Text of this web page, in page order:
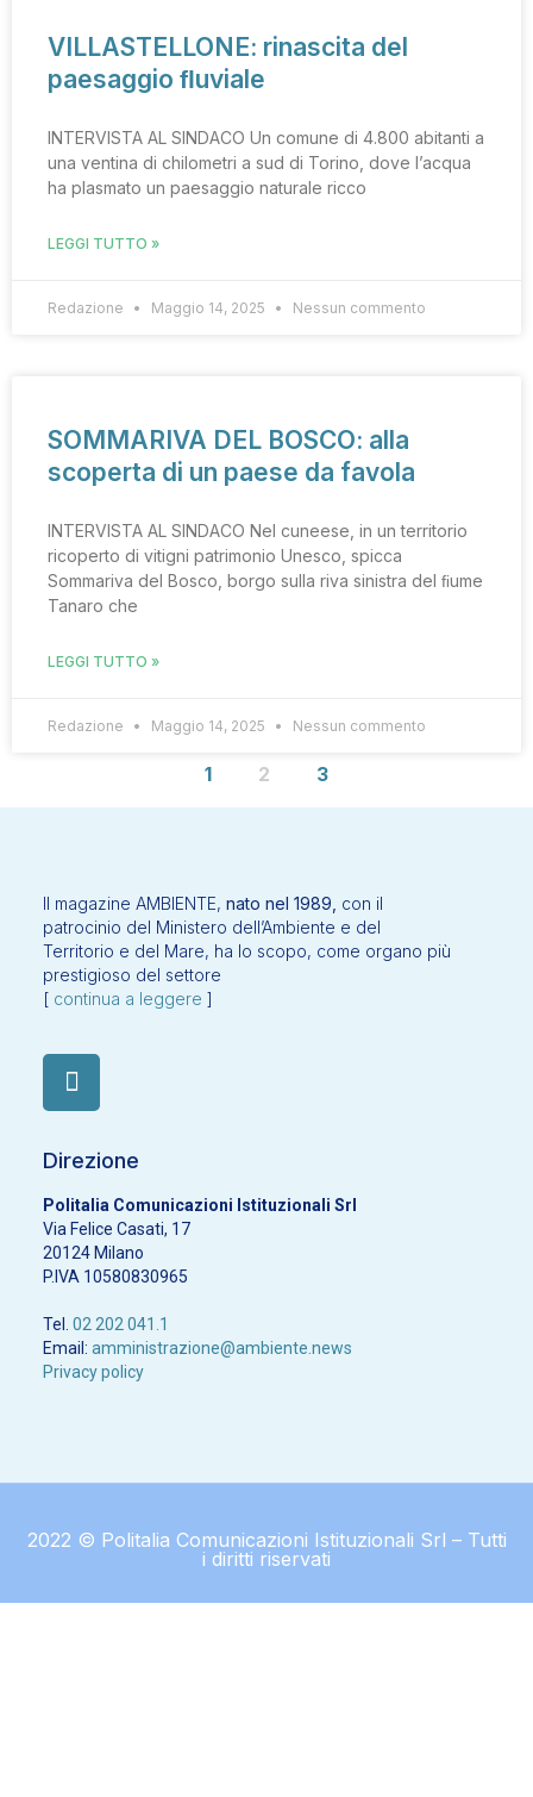
VILLASTELLONE: rinascita del
paesaggio ﬂuviale
INTERVISTA AL SINDACO Un comune di 4.800 abitanti a
una ventina di chilometri a sud di Torino, dove l’acqua
ha plasmato un paesaggio naturale ricco
LEGGI TUTTO »
Redazione Maggio 14, 2025 Nessun commento
SOMMARIVA DEL BOSCO: alla
scoperta di un paese da favola
INTERVISTA AL SINDACO Nel cuneese, in un territorio
ricoperto di vitigni patrimonio Unesco, spicca
Sommariva del Bosco, borgo sulla riva sinistra del ﬁume
Tanaro che
LEGGI TUTTO »
Redazione Maggio 14, 2025 Nessun commento
1 2 3
Il magazine AMBIENTE, nato nel 1989, con il
patrocinio del Ministero dell’Ambiente e del
Territorio e del Mare, ha lo scopo, come organo più
prestigioso del settore
[ continua a leggere ]
Direzione
Politalia Comunicazioni Istituzionali Srl
Via Felice Casati, 17
20124 Milano
P.IVA 10580830965
Tel. 02 202 041.1
Email: amministrazione@ambiente.news
Privacy policy
2022 © Politalia Comunicazioni Istituzionali Srl – Tutti
i diritti riservati